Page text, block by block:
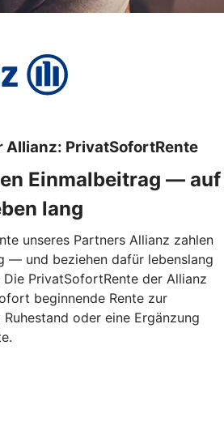
Allianz: PrivatSofortRente
Einmalbeitrag — auf
lang
unseres Partners Allianz zahlen
— und beziehen dafür lebenslang
PrivatSofortRente der Allianz
beginnende Rente zur
oder eine Ergänzung